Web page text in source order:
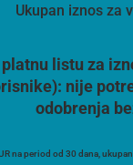
Ukupan iznos za
listu za
nije
odobrenja
na period od 30 dana,